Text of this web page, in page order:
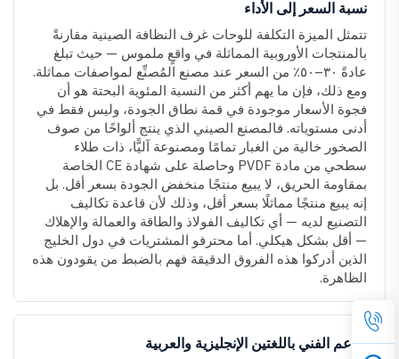
نسبة السعر إلى الأداء
تتمثل الميزة التكلفة للوحات غرف النظافة الصينية مقارنةً
بالمنتجات الأوروبية المماثلة في واقعٍ ملموس — حيث تبلغ
عادةً ٣٠–٥٠٪ من السعر عند مصنع المُصنِّع لمواصفات مماثلة.
ومع ذلك، فإن ما يهم أكثر من النسبة المئوية البحتة هو أن
فجوة الأسعار موجودة في قمة نطاق الجودة، وليس فقط في
أدنى مستوياته. فالمصنع الصيني الذي ينتج ألواحًا من صوف
الصخور خالية من الغبار تمامًا ومصنوعة آليًّا، ذات طلاء
سطحي من مادة PVDF وحاصلة على شهادة CE الخاصة
بمقاومة الحريق، لا يبيع منتجًا منخفض الجودة بسعر أقل. بل
إنه يبيع منتجًا مماثلًا بسعر أقل، وذلك لأن قاعدة تكاليف
التصنيع لديه — أي تكاليف الفولاذ والطاقة والعمالة والإهلاك
— أقل بشكل هيكلي. أما محترفو المشتريات في دول الخليج
الذين أدركوا هذه الفروق الدقيقة فهم بالضبط من يقودون هذه
الظاهرة.
الدعم الفني باللغتين الإنجليزية والعربية